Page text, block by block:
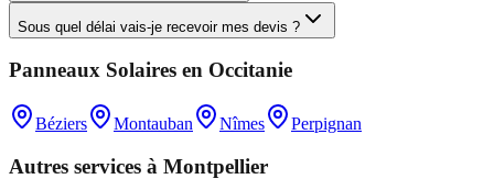
Sous quel délai vais-je recevoir mes devis ?
Panneaux Solaires en Occitanie
Béziers Montauban Nîmes Perpignan
Autres services à Montpellier